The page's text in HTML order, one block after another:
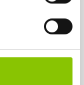
€ 2,99